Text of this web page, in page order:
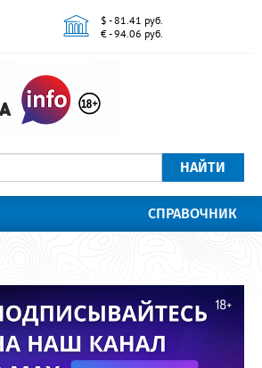
$ - 81.41 руб.
€ - 94.06 руб.
НАЙТИ
СПРАВОЧНИК